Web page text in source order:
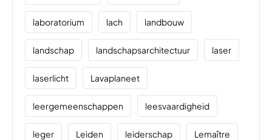
laboratorium lach landbouw
landschap landschapsarchitectuur laser
laserlicht Lavaplaneet
leergemeenschappen leesvaardigheid
leger Leiden leiderschap Lemaître